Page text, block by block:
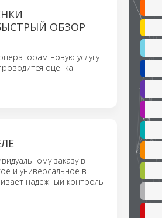
ОБЗОР
новую услугу
оценка
заказу в
и универсальное в
надежный контроль